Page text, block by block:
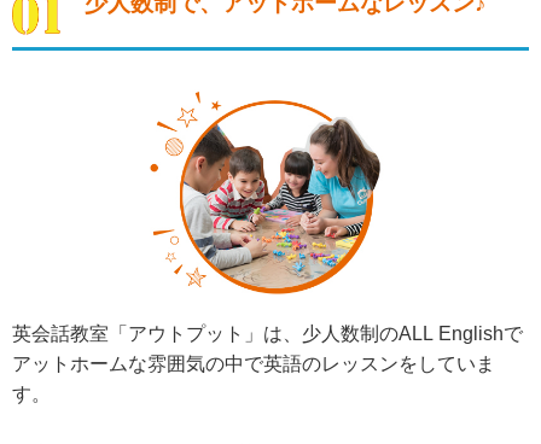
英会話教室「アウトプット」は、少人数制のALL Englishで
アットホームな雰囲気の中で英語のレッスンをしていま
す。